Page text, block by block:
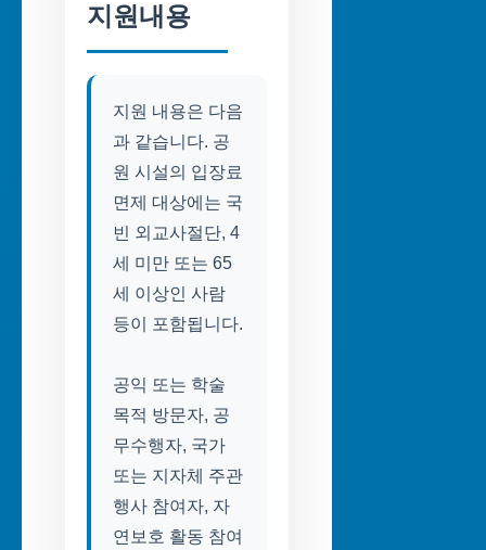
지원내용
지원 내용은 다음
과 같습니다. 공
원 시설의 입장료
면제 대상에는 국
빈 외교사절단, 4
세 미만 또는 65
세 이상인 사람
등이 포함됩니다.
공익 또는 학술
목적 방문자, 공
무수행자, 국가
또는 지자체 주관
행사 참여자, 자
연보호 활동 참여